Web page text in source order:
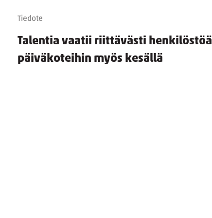
Tiedote
Talentia vaatii riittävästi henkilöstöä
päiväkoteihin myös kesällä